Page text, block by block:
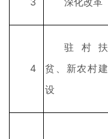
4
驻村扶
贫、新农村建
设